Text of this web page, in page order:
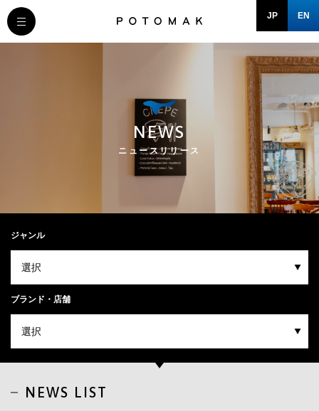
JP EN
MESSAGE
BRAND/SHOP
DOMAIN
NEWS
ニュースリリース
ジャンル
ブランド・店舗
NEWS LIST